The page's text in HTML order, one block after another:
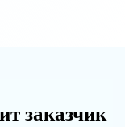
заказчик